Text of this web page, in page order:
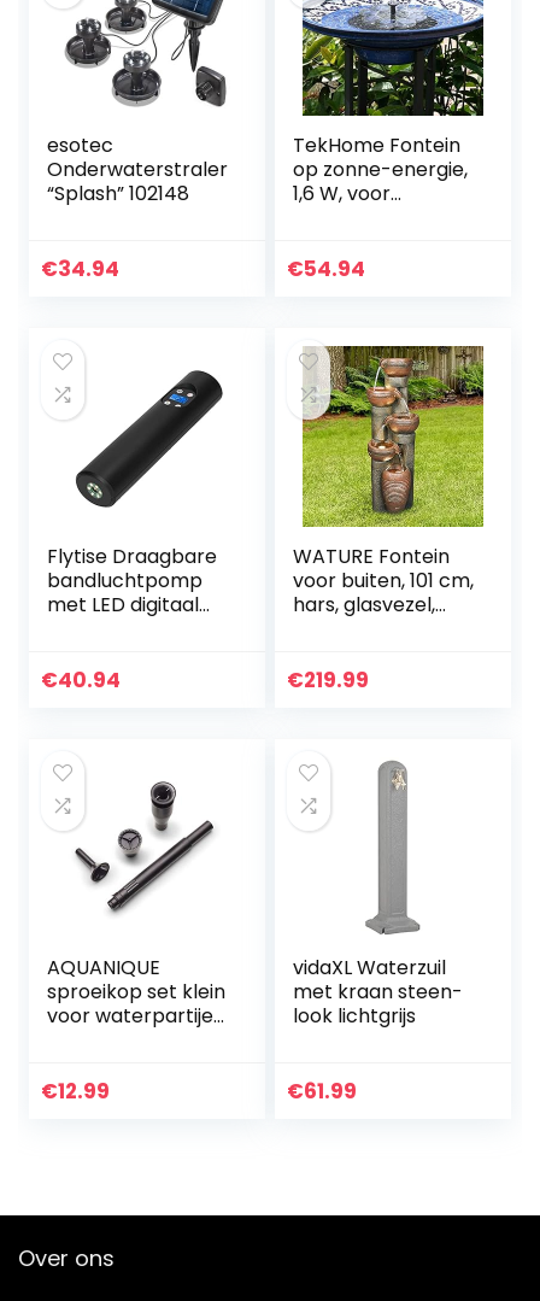
esotec
Onderwaterstraler
“Splash” 102148
€34.94
TekHome Fontein
op zonne-energie,
1,6 W, voor
groot voor buiten,
€54.94
Flytise Draagbare
bandluchtpomp
met LED digitaal
oplaadbare
€40.94
WATURE Fontein
voor buiten, 101 cm,
hars, glasvezel,
met rustgevende
€219.99
AQUANIQUE
sproeikop set klein
voor waterpartijen
sproeiers voor
€12.99
vidaXL Waterzuil
met kraan steen-
look lichtgrijs
€61.99
Over ons